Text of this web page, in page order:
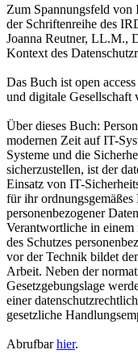
Zum Spannungsfeld
der Schriftenreihe des
Joanna Reutner, LL.M.,
Kontext des
Das Buch ist open
und digitale Gesellschaft
Über dieses Buch:
modernen Zeit auf IT-
Systeme und die
sicherzustellen, ist der
Einsatz von IT-
für ihr
personenbezogener
Verantwortliche in
des Schutzes
vor der Technik bildet
Arbeit. Neben der
Gesetzgebungslage
einer
gesetzliche
Abrufbarhier.